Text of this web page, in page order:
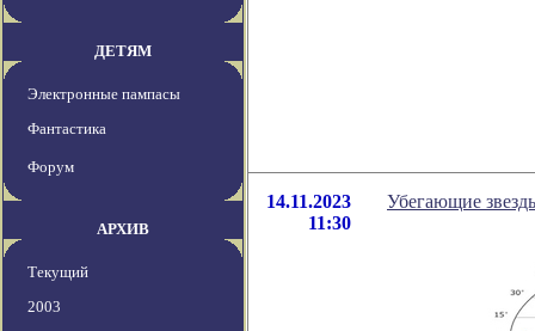
ДЕТЯМ
Электронные пампасы
Фантастика
Форум
АРХИВ
Текущий
2003
14.11.2023
11:30
Убегающие